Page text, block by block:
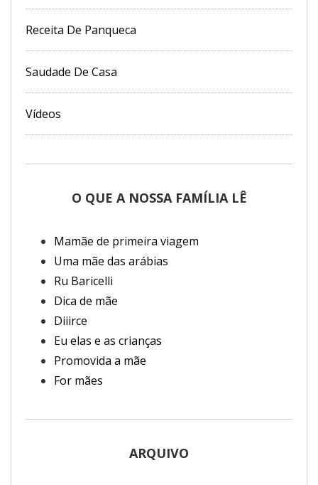
Receita De Panqueca
Saudade De Casa
Vídeos
O QUE A NOSSA FAMÍLIA LÊ
Mamãe de primeira viagem
Uma mãe das arábias
Ru Baricelli
Dica de mãe
Diiirce
Eu elas e as crianças
Promovida a mãe
For mães
ARQUIVO